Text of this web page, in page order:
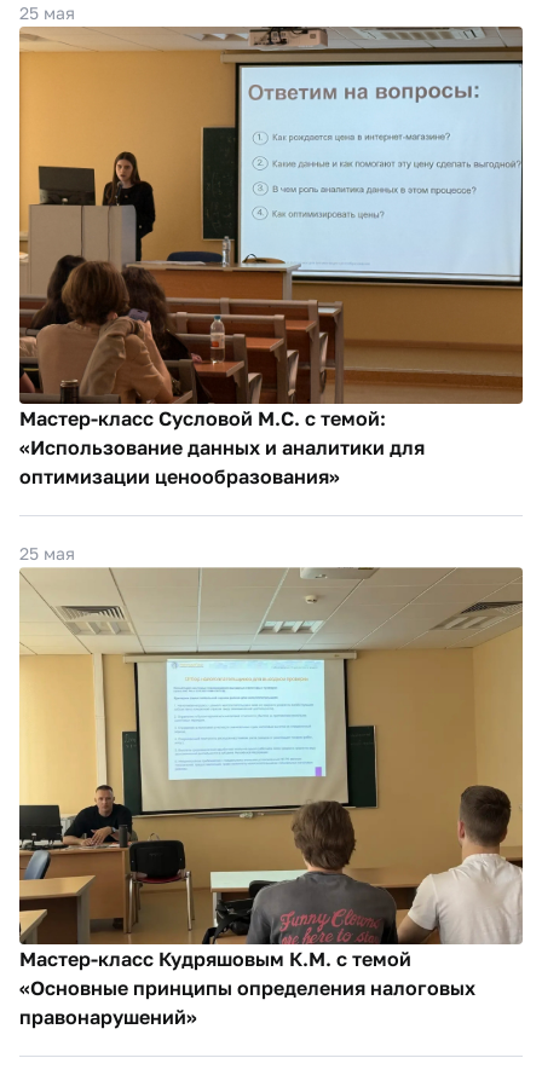
25 мая
Мастер-класс Сусловой М.С. с темой:
«Использование данных и аналитики для
оптимизации ценообразования»
25 мая
Мастер-класс Кудряшовым К.М. с темой
«Основные принципы определения налоговых
правонарушений»